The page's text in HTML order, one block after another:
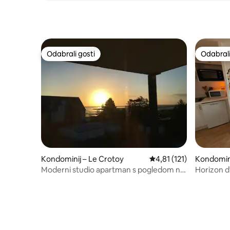
Odabrali gosti
Odabrali gosti
Kondominij – Le Crotoy Prosječna ocjena:
4,81 (121)
Moderni studio apartman s pogledom na
Horizon